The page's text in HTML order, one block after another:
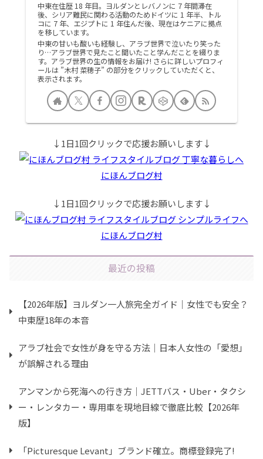
中東在住歴 18 年目。ヨルダンとレバノンに 7 年間滞在
後、シリア難民に関わる活動のためドイツに 1 年半、トル
コに 7 年、エジプトに 1 年住んだ後、現在はケニアに拠点
を移しています。
中東の甘いも酸いも経験し、アラブ世界で泣いたり笑った
り…アラブ世界で見たこと聞いたこと学んだことを綴りま
す。アラブ世界の生の情報をお届け! さらに詳しいプロフィ
ールは ”木村 菜穂子” の部分をクリックしていただくと、
表示されます。
↓1日1回クリックで応援お願いします↓
にほんブログ村
↓1日1回クリックで応援お願いします↓
にほんブログ村
最近の投稿
【2026年版】ヨルダン一人旅完全ガイド｜女性でも安全？
中東歴18年の本音
アラブ社会で女性が身を守る方法｜日本人女性の「愛想」
が誤解される理由
アンマンから死海への行き方｜JETTバス・Uber・タクシ
ー・レンタカー・専用車を現地目線で徹底比較【2026年
版】
「Picturesque Levant」ブランド確立。商標登録完了!